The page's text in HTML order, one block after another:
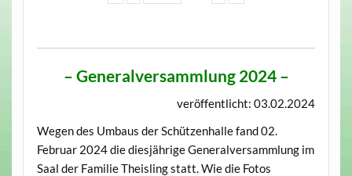
– Generalversammlung 2024 –
veröffentlicht: 03.02.2024
Wegen des Umbaus der Schützenhalle fand 02.
Februar 2024 die diesjährige Generalversammlung im
Saal der Familie Theisling statt. Wie die Fotos